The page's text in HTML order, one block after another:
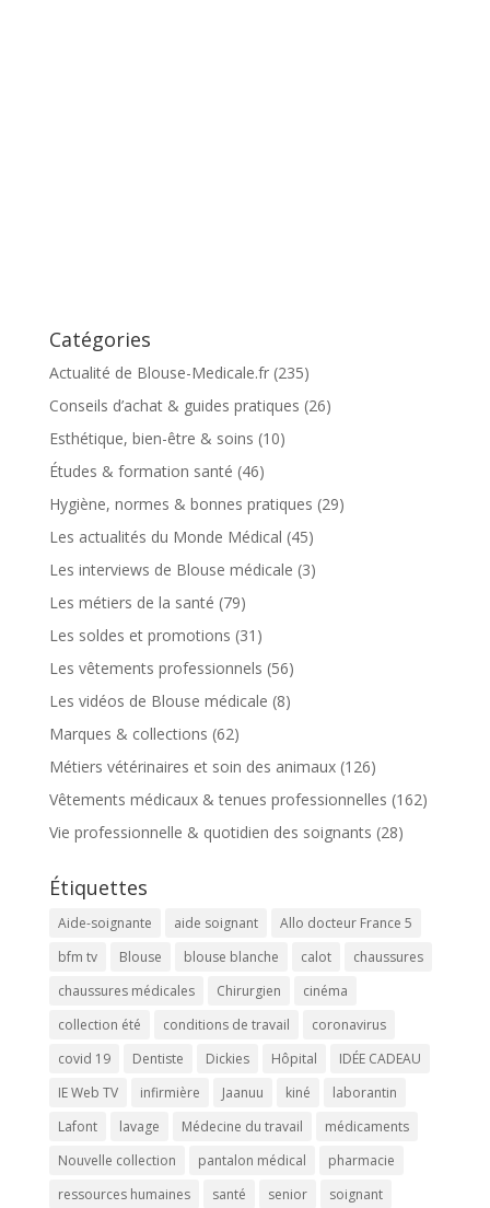
Catégories
Actualité de Blouse-Medicale.fr(235)
Conseils d’achat & guides pratiques (26)
Esthétique, bien-être & soins (10)
Études & formation santé (46)
Hygiène, normes & bonnes pratiques (29)
Les actualités du Monde Médical (45)
Les interviews de Blouse médicale (3)
Les métiers de la santé (79)
Les soldes et promotions (31)
Les vêtements professionnels (56)
Les vidéos de Blouse médicale (8)
Marques & collections (62)
Métiers vétérinaires et soin des animaux(126)
Vêtements médicaux & tenues professionnelles (162)
Vie professionnelle & quotidien des soignants (28)
Étiquettes
Aide-soignante aide soignant
Allo docteur France 5
bfm tv
Blouse blouse blanche calot
chaussures
chaussures médicales
Chirurgien
cinéma
collection été
conditions de travail
coronavirus
covid 19
Dentiste Dickies Hôpital
IDÉE CADEAU
IE Web TV
infirmière Jaanuu kiné
laborantin
Lafont
lavage Médecine du travail
médicaments
Nouvelle collection
pantalon médical
pharmacie
ressources humaines
santé senior soignant